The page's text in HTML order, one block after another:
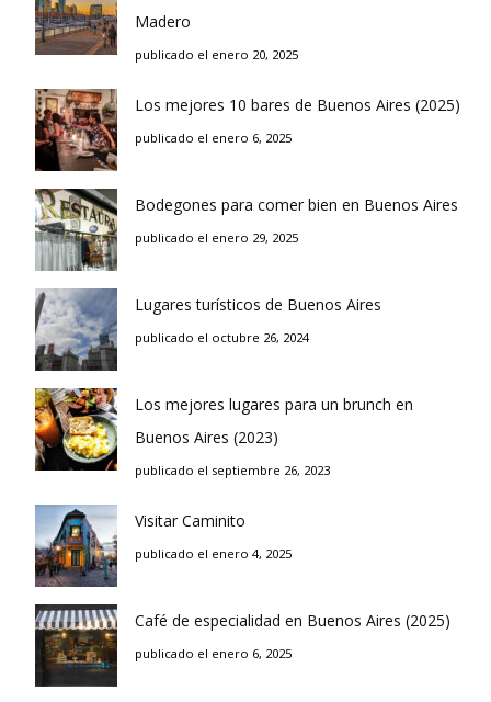
Madero
publicado el enero 20, 2025
Los mejores 10 bares de Buenos Aires (2025)
publicado el enero 6, 2025
Bodegones para comer bien en Buenos Aires
publicado el enero 29, 2025
Lugares turísticos de Buenos Aires
publicado el octubre 26, 2024
Los mejores lugares para un brunch en
Buenos Aires (2023)
publicado el septiembre 26, 2023
Visitar Caminito
publicado el enero 4, 2025
Café de especialidad en Buenos Aires (2025)
publicado el enero 6, 2025